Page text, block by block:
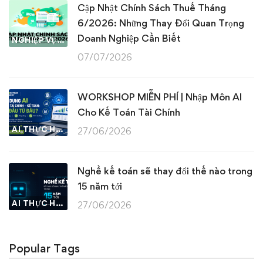
NGHIỆP VỤ KẾ TOÁN & THUẾ
Cập Nhật Chính Sách Thuế Tháng
6/2026: Những Thay Đổi Quan Trọng
Doanh Nghiệp Cần Biết
07/07/2026
AI THỰC HÀNH
WORKSHOP MIỄN PHÍ | Nhập Môn AI
Cho Kế Toán Tài Chính
27/06/2026
AI THỰC HÀNH
Nghề kế toán sẽ thay đổi thế nào trong
15 năm tới
27/06/2026
Popular Tags